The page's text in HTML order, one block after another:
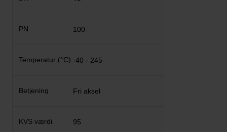
100
-40 - 245
Fri aksel
95